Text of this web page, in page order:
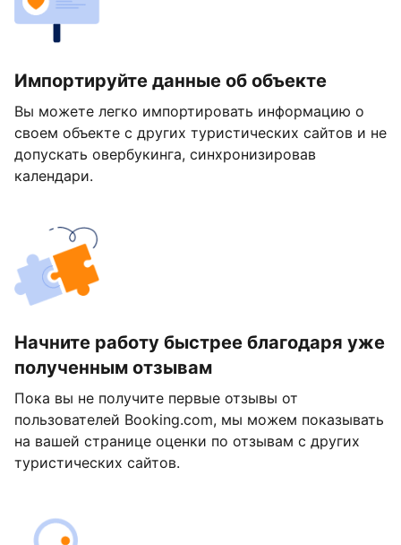
Импортируйте данные об объекте
Вы можете легко импортировать информацию о
своем объекте с других туристических сайтов и не
допускать овербукинга, синхронизировав
календари.
Начните работу быстрее благодаря уже
полученным отзывам
Пока вы не получите первые отзывы от
пользователей Booking.com, мы можем показывать
на вашей странице оценки по отзывам с других
туристических сайтов.